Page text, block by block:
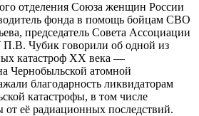
отделения Союза женщин России
фонда в помощь бойцам СВО
председатель Совета Ассоциации
Чубик говорили об одной из
катастроф XX века —
Чернобыльской атомной
благодарность ликвидаторам
катастрофы, в том числе
её радиационных последствий.